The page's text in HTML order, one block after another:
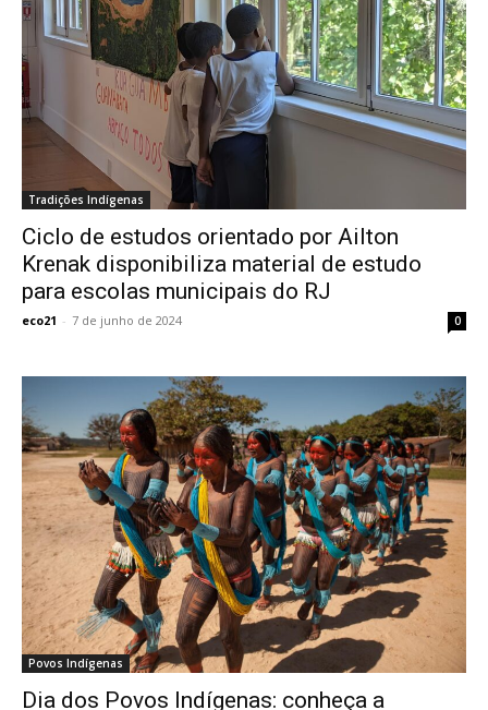
Tradições Indígenas
Ciclo de estudos orientado por Ailton
Krenak disponibiliza material de estudo
para escolas municipais do RJ
eco21 - 7 de junho de 2024 0
Povos Indígenas
Dia dos Povos Indígenas: conheça a